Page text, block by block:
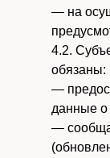
— на
4.2.
обязаны:
—
данные о
—